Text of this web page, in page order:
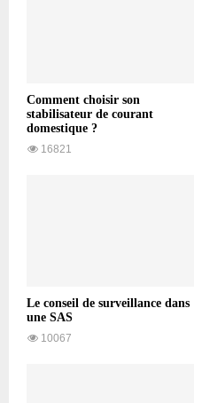
Comment choisir son
stabilisateur de courant
domestique ?
16821
Le conseil de surveillance dans
une SAS
10067